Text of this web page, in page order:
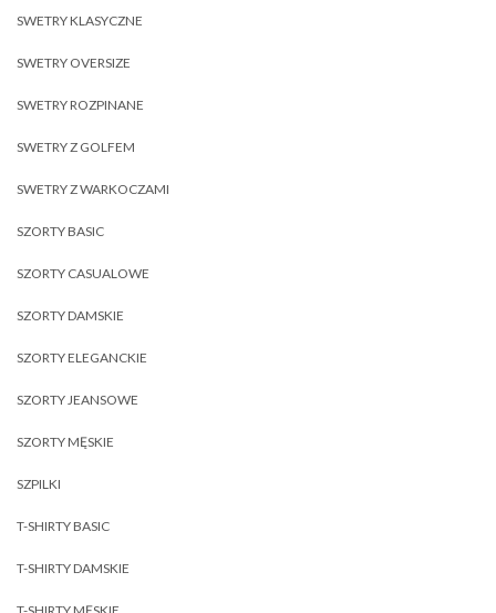
SWETRY KLASYCZNE
SWETRY OVERSIZE
SWETRY ROZPINANE
SWETRY Z GOLFEM
SWETRY Z WARKOCZAMI
SZORTY BASIC
SZORTY CASUALOWE
SZORTY DAMSKIE
SZORTY ELEGANCKIE
SZORTY JEANSOWE
SZORTY MĘSKIE
SZPILKI
T-SHIRTY BASIC
T-SHIRTY DAMSKIE